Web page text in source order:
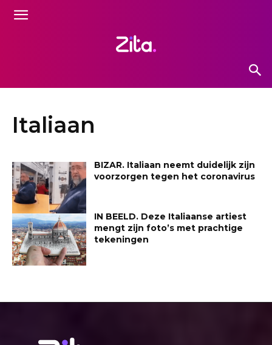
Italiaan
BIZAR. Italiaan neemt duidelijk zijn
voorzorgen tegen het coronavirus
IN BEELD. Deze Italiaanse artiest
mengt zijn foto’s met prachtige
tekeningen